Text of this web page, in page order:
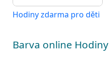
Hodiny zdarma pro děti
Barva online Hodiny